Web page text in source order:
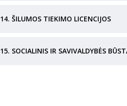
14. ŠILUMOS TIEKIMO LICENCIJOS
15. SOCIALINIS IR SAVIVALDYBĖS